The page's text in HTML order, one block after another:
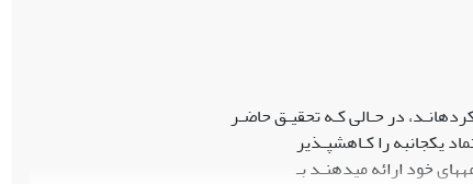
در حـالی کـه تحقیـق حاضـر
یکجانبه را کـاهشپـذیر
خود ارائه میدهنـد بـ